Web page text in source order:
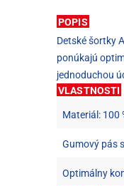
POPIS
Detské šortky
ponúkajú
jednoduchou
VLASTNOSTI
Materiál: 100
Gumový pás
Optimálny